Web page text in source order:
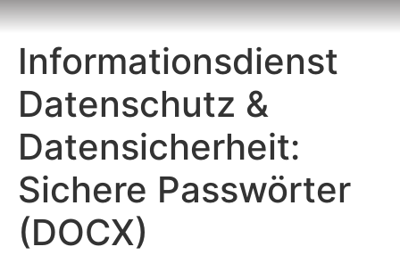
springen
Informationsdienst
Datenschutz &
Datensicherheit:
Sichere Passwörter
(DOCX)